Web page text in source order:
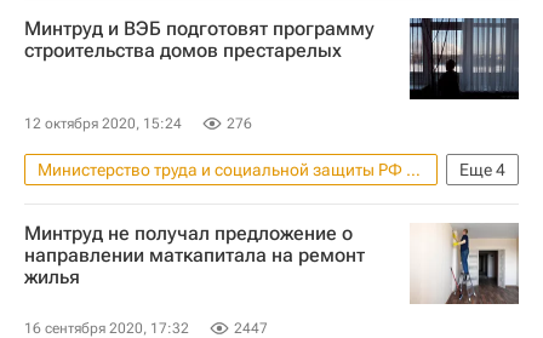
Минтруд и ВЭБ подготовят программу
строительства домов престарелых
12 октября 2020, 15:24 276
Еще4
Министерство труда и социальной защиты РФ (Минтруд России)
Строительство
Инфраструктура
ВЭБ.РФ (ВЭБ)
Антон Котяков
Минтруд не получал предложение о
направлении маткапитала на ремонт
жилья
16 сентября 2020, 17:32 2447